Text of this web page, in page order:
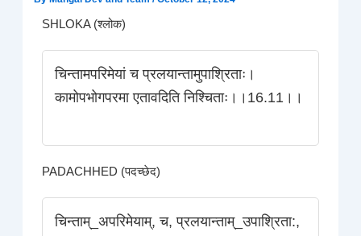
SHLOKA (श्लोक)
चिन्तामपरिमेयां च प्रलयान्तामुपाश्रिताः।
कामोपभोगपरमा एतावदिति निश्चिताः।।16.11।।
PADACHHED (पदच्छेद)
चिन्ताम्_अपरिमेयाम्‌, च, प्रलयान्ताम्_उपाश्रिता:,